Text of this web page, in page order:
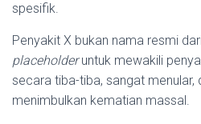
spesifik.
Penyakit X bukan nama resmi
placeholderuntuk mewakili
secara tiba-tiba, sangat menular,
menimbulkan kematian massal.